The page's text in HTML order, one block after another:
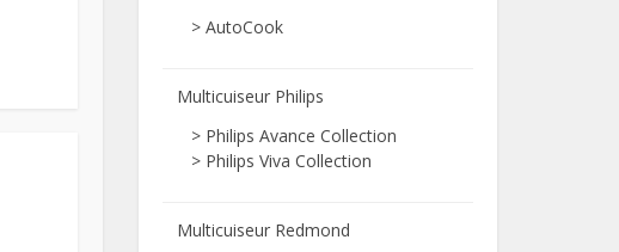
> AutoCook
Multicuiseur Philips
> Philips Avance Collection
> Philips Viva Collection
Multicuiseur Redmond